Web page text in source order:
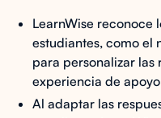
LearnWise reconoce
estudiantes, como el
para personalizar las
experiencia de
Al adaptar las